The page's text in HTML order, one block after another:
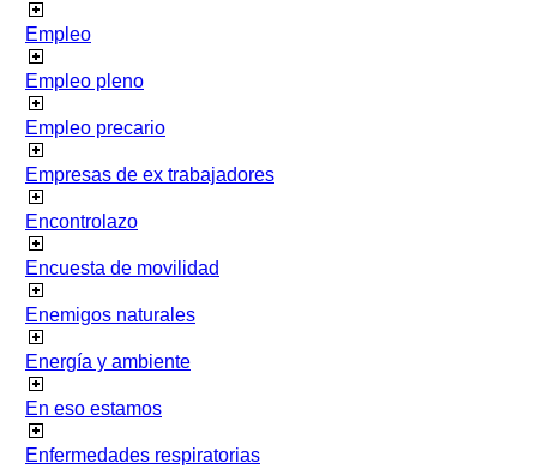
Empleo
Empleo pleno
Empleo precario
Empresas de ex trabajadores
Encontrolazo
Encuesta de movilidad
Enemigos naturales
Energía y ambiente
En eso estamos
Enfermedades respiratorias